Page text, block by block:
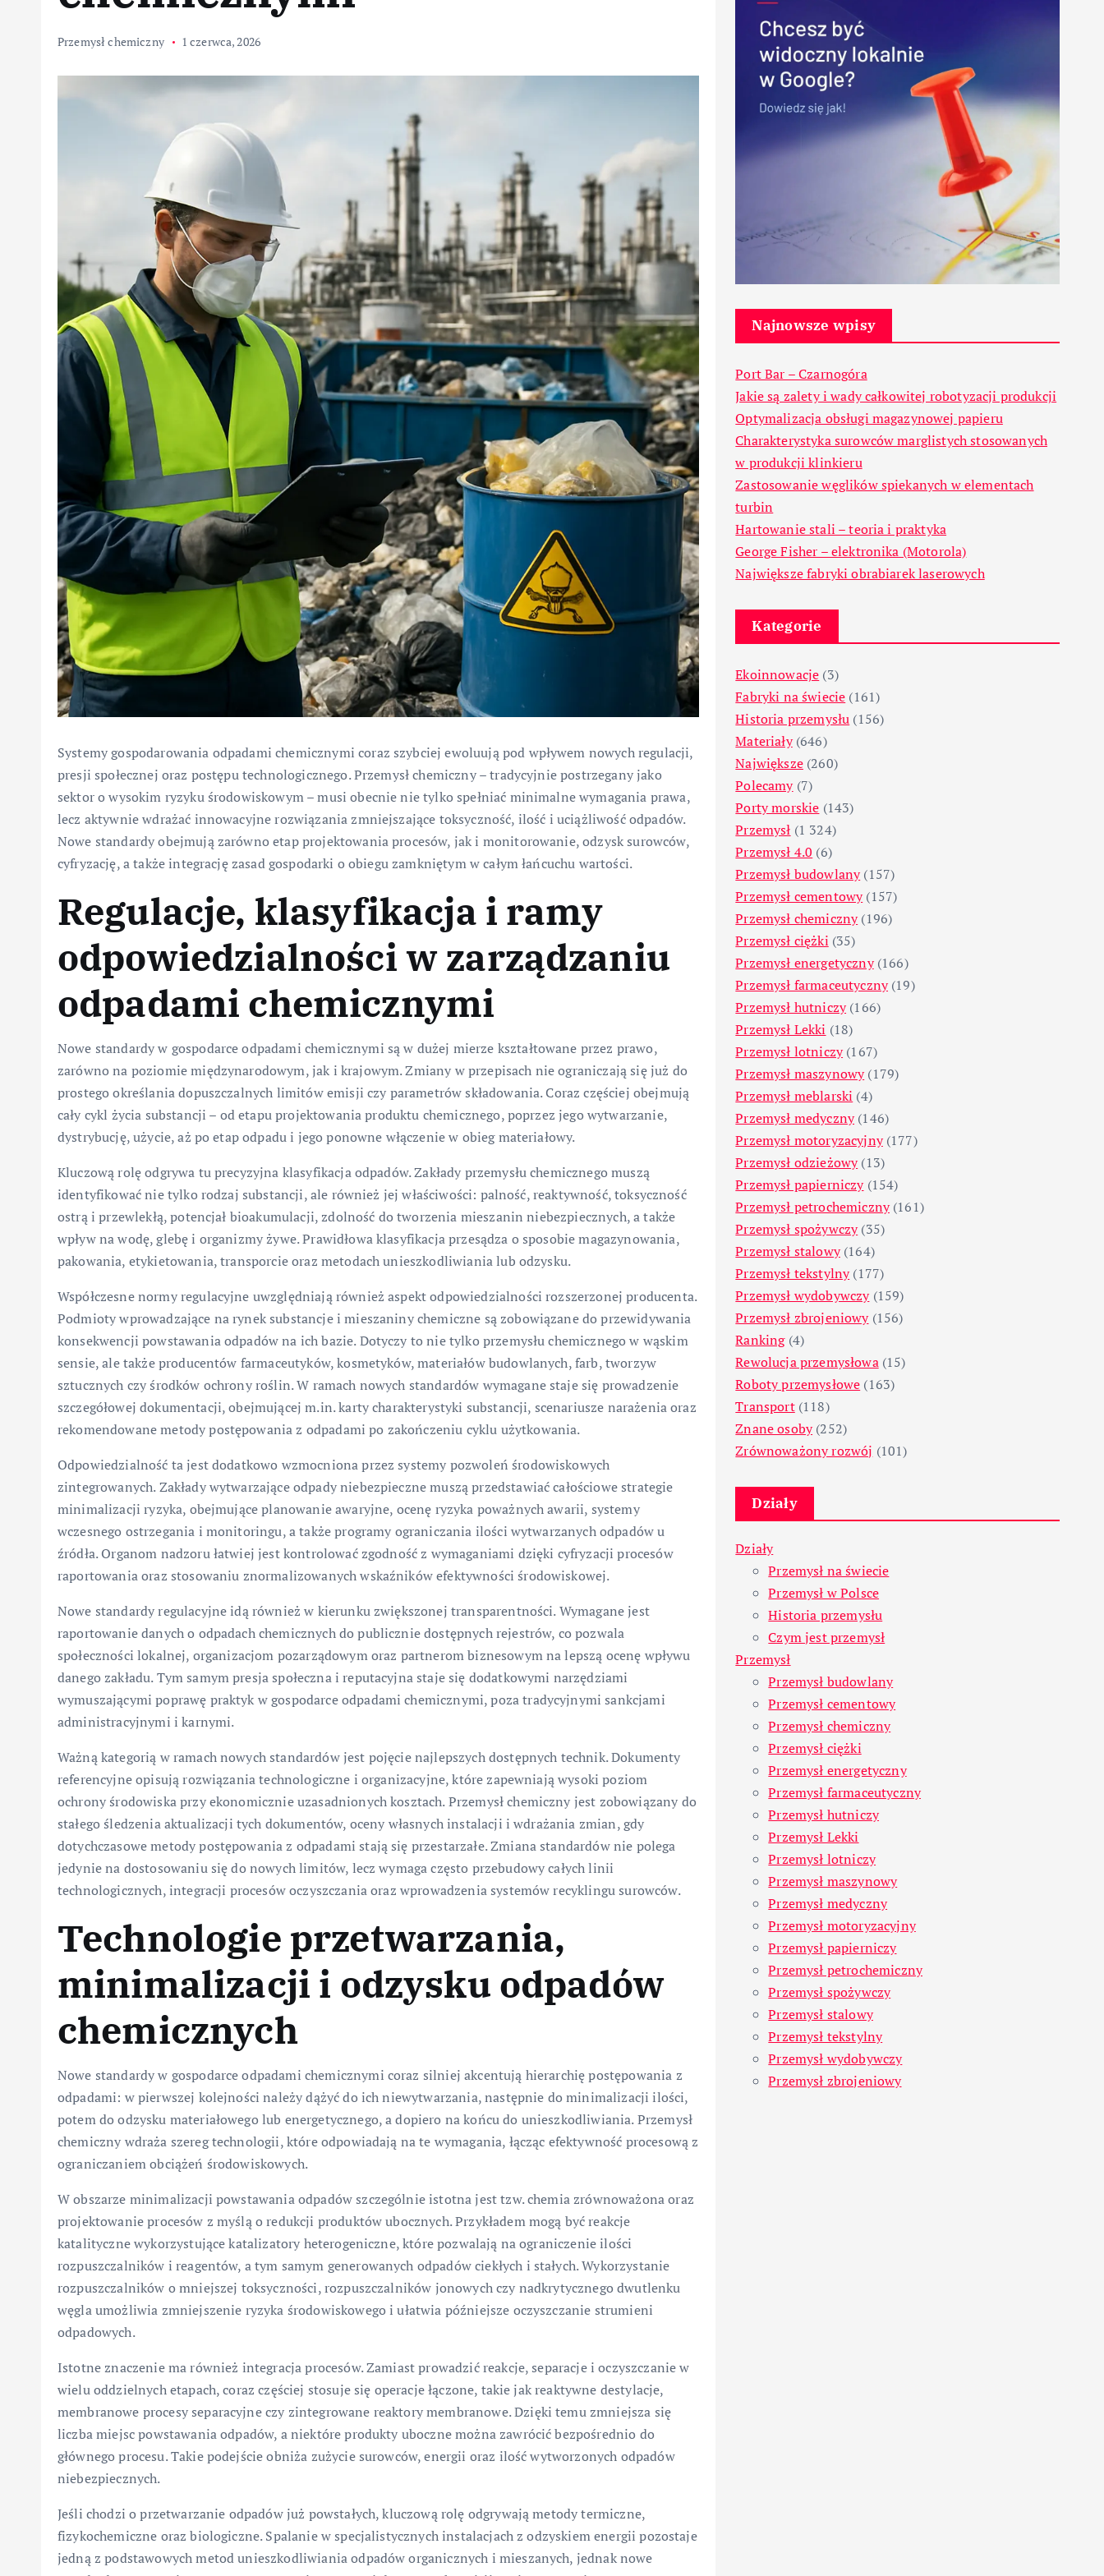
Przemysł chemiczny 1 czerwca, 2026
Systemy gospodarowania odpadami chemicznymi coraz szybciej ewoluują pod wpływem nowych regulacji,
presji społecznej oraz postępu technologicznego. Przemysł chemiczny – tradycyjnie postrzegany jako
sektor o wysokim ryzyku środowiskowym – musi obecnie nie tylko spełniać minimalne wymagania prawa,
lecz aktywnie wdrażać innowacyjne rozwiązania zmniejszające toksyczność, ilość i uciążliwość odpadów.
Nowe standardy obejmują zarówno etap projektowania procesów, jak i monitorowanie, odzysk surowców,
cyfryzację, a także integrację zasad gospodarki o obiegu zamkniętym w całym łańcuchu wartości.
Regulacje, klasyfikacja i ramy
odpowiedzialności w zarządzaniu
odpadami chemicznymi
Nowe standardy w gospodarce odpadami chemicznymi są w dużej mierze kształtowane przez prawo,
zarówno na poziomie międzynarodowym, jak i krajowym. Zmiany w przepisach nie ograniczają się już do
prostego określania dopuszczalnych limitów emisji czy parametrów składowania. Coraz częściej obejmują
cały cykl życia substancji – od etapu projektowania produktu chemicznego, poprzez jego wytwarzanie,
dystrybucję, użycie, aż po etap odpadu i jego ponowne włączenie w obieg materiałowy.
Kluczową rolę odgrywa tu precyzyjna klasyfikacja odpadów. Zakłady przemysłu chemicznego muszą
identyfikować nie tylko rodzaj substancji, ale również jej właściwości: palność, reaktywność, toksyczność
ostrą i przewlekłą, potencjał bioakumulacji, zdolność do tworzenia mieszanin niebezpiecznych, a także
wpływ na wodę, glebę i organizmy żywe. Prawidłowa klasyfikacja przesądza o sposobie magazynowania,
pakowania, etykietowania, transporcie oraz metodach unieszkodliwiania lub odzysku.
Współczesne normy regulacyjne uwzględniają również aspekt odpowiedzialności rozszerzonej producenta.
Podmioty wprowadzające na rynek substancje i mieszaniny chemiczne są zobowiązane do przewidywania
konsekwencji powstawania odpadów na ich bazie. Dotyczy to nie tylko przemysłu chemicznego w wąskim
sensie, ale także producentów farmaceutyków, kosmetyków, materiałów budowlanych, farb, tworzyw
sztucznych czy środków ochrony roślin. W ramach nowych standardów wymagane staje się prowadzenie
szczegółowej dokumentacji, obejmującej m.in. karty charakterystyki substancji, scenariusze narażenia oraz
rekomendowane metody postępowania z odpadami po zakończeniu cyklu użytkowania.
Odpowiedzialność ta jest dodatkowo wzmocniona przez systemy pozwoleń środowiskowych
zintegrowanych. Zakłady wytwarzające odpady niebezpieczne muszą przedstawiać całościowe strategie
minimalizacji ryzyka, obejmujące planowanie awaryjne, ocenę ryzyka poważnych awarii, systemy
wczesnego ostrzegania i monitoringu, a także programy ograniczania ilości wytwarzanych odpadów u
źródła. Organom nadzoru łatwiej jest kontrolować zgodność z wymaganiami dzięki cyfryzacji procesów
raportowania oraz stosowaniu znormalizowanych wskaźników efektywności środowiskowej.
Nowe standardy regulacyjne idą również w kierunku zwiększonej transparentności. Wymagane jest
raportowanie danych o odpadach chemicznych do publicznie dostępnych rejestrów, co pozwala
społeczności lokalnej, organizacjom pozarządowym oraz partnerom biznesowym na lepszą ocenę wpływu
danego zakładu. Tym samym presja społeczna i reputacyjna staje się dodatkowymi narzędziami
wymuszającymi poprawę praktyk w gospodarce odpadami chemicznymi, poza tradycyjnymi sankcjami
administracyjnymi i karnymi.
Ważną kategorią w ramach nowych standardów jest pojęcie najlepszych dostępnych technik. Dokumenty
referencyjne opisują rozwiązania technologiczne i organizacyjne, które zapewniają wysoki poziom
ochrony środowiska przy ekonomicznie uzasadnionych kosztach. Przemysł chemiczny jest zobowiązany do
stałego śledzenia aktualizacji tych dokumentów, oceny własnych instalacji i wdrażania zmian, gdy
dotychczasowe metody postępowania z odpadami stają się przestarzałe. Zmiana standardów nie polega
jedynie na dostosowaniu się do nowych limitów, lecz wymaga często przebudowy całych linii
technologicznych, integracji procesów oczyszczania oraz wprowadzenia systemów recyklingu surowców.
Technologie przetwarzania,
minimalizacji i odzysku odpadów
chemicznych
Nowe standardy w gospodarce odpadami chemicznymi coraz silniej akcentują hierarchię postępowania z
odpadami: w pierwszej kolejności należy dążyć do ich niewytwarzania, następnie do minimalizacji ilości,
potem do odzysku materiałowego lub energetycznego, a dopiero na końcu do unieszkodliwiania. Przemysł
chemiczny wdraża szereg technologii, które odpowiadają na te wymagania, łącząc efektywność procesową z
ograniczaniem obciążeń środowiskowych.
W obszarze minimalizacji powstawania odpadów szczególnie istotna jest tzw. chemia zrównoważona oraz
projektowanie procesów z myślą o redukcji produktów ubocznych. Przykładem mogą być reakcje
katalityczne wykorzystujące katalizatory heterogeniczne, które pozwalają na ograniczenie ilości
rozpuszczalników i reagentów, a tym samym generowanych odpadów ciekłych i stałych. Wykorzystanie
rozpuszczalników o mniejszej toksyczności, rozpuszczalników jonowych czy nadkrytycznego dwutlenku
węgla umożliwia zmniejszenie ryzyka środowiskowego i ułatwia późniejsze oczyszczanie strumieni
odpadowych.
Istotne znaczenie ma również integracja procesów. Zamiast prowadzić reakcje, separacje i oczyszczanie w
wielu oddzielnych etapach, coraz częściej stosuje się operacje łączone, takie jak reaktywne destylacje,
membranowe procesy separacyjne czy zintegrowane reaktory membranowe. Dzięki temu zmniejsza się
liczba miejsc powstawania odpadów, a niektóre produkty uboczne można zawrócić bezpośrednio do
głównego procesu. Takie podejście obniża zużycie surowców, energii oraz ilość wytworzonych odpadów
niebezpiecznych.
Jeśli chodzi o przetwarzanie odpadów już powstałych, kluczową rolę odgrywają metody termiczne,
fizykochemiczne oraz biologiczne. Spalanie w specjalistycznych instalacjach z odzyskiem energii pozostaje
jedną z podstawowych metod unieszkodliwiania odpadów organicznych i mieszanych, jednak nowe
Najnowsze wpisy
Port Bar – Czarnogóra
Jakie są zalety i wady całkowitej robotyzacji produkcji
Optymalizacja obsługi magazynowej papieru
Charakterystyka surowców marglistych stosowanych
w produkcji klinkieru
Zastosowanie węglików spiekanych w elementach
turbin
Hartowanie stali – teoria i praktyka
George Fisher – elektronika (Motorola)
Największe fabryki obrabiarek laserowych
Kategorie
Ekoinnowacje (3)
Fabryki na świecie (161)
Historia przemysłu (156)
Materiały(646)
Największe(260)
Polecamy(7)
Porty morskie (143)
Przemysł (1 324)
Przemysł 4.0 (6)
Przemysł budowlany(157)
Przemysł cementowy(157)
Przemysł chemiczny(196)
Przemysł ciężki (35)
Przemysł energetyczny(166)
Przemysł farmaceutyczny(19)
Przemysł hutniczy(166)
Przemysł Lekki (18)
Przemysł lotniczy(167)
Przemysł maszynowy(179)
Przemysł meblarski (4)
Przemysł medyczny(146)
Przemysł motoryzacyjny(177)
Przemysł odzieżowy(13)
Przemysł papierniczy(154)
Przemysł petrochemiczny(161)
Przemysł spożywczy(35)
Przemysł stalowy(164)
Przemysł tekstylny(177)
Przemysł wydobywczy(159)
Przemysł zbrojeniowy(156)
Ranking(4)
Rewolucja przemysłowa(15)
Roboty przemysłowe (163)
Transport(118)
Znane osoby(252)
Zrównoważony rozwój (101)
Działy
Działy
Przemysł na świecie
Przemysł w Polsce
Historia przemysłu
Czym jest przemysł
Przemysł
Przemysł budowlany
Przemysł cementowy
Przemysł chemiczny
Przemysł ciężki
Przemysł energetyczny
Przemysł farmaceutyczny
Przemysł hutniczy
Przemysł Lekki
Przemysł lotniczy
Przemysł maszynowy
Przemysł medyczny
Przemysł motoryzacyjny
Przemysł papierniczy
Przemysł petrochemiczny
Przemysł spożywczy
Przemysł stalowy
Przemysł tekstylny
Przemysł wydobywczy
Przemysł zbrojeniowy